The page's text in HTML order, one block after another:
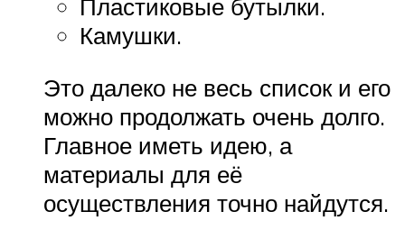
Пластиковые бутылки.
Камушки.
Это далеко не весь список и его
можно продолжать очень долго.
Главное иметь идею, а
материалы для её
осуществления точно найдутся.